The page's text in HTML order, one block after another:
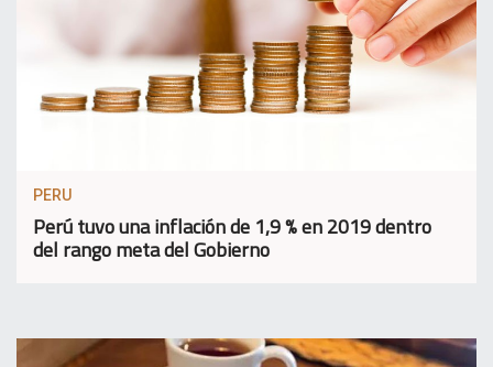
PERU
Perú tuvo una inflación de 1,9 % en 2019 dentro
del rango meta del Gobierno